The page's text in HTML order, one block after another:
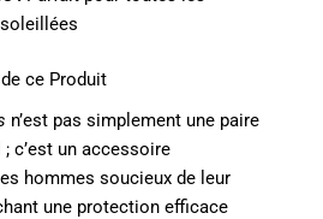
ce Produit
n’est pas simplement une paire
c’est un accessoire
hommes soucieux de leur
une protection efficace